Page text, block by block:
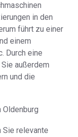
in den
führt zu einer
einem
Durch eine
außerdem
und die
Sie relevante